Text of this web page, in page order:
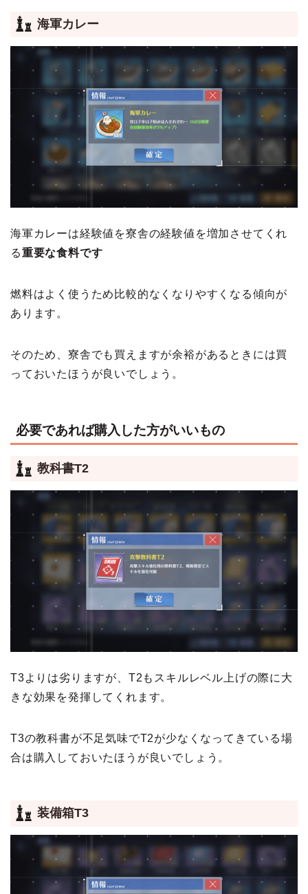
海軍カレー
海軍カレーは経験値を寮舎の経験値を増加させてくれ
る重要な食料です
燃料はよく使うため比較的なくなりやすくなる傾向が
あります。
そのため、寮舎でも買えますが余裕があるときには買
っておいたほうが良いでしょう。
必要であれば購入した方がいいもの
教科書T2
T3よりは劣りますが、T2もスキルレベル上げの際に大
きな効果を発揮してくれます。
T3の教科書が不足気味でT2が少なくなってきている場
合は購入しておいたほうが良いでしょう。
装備箱T3